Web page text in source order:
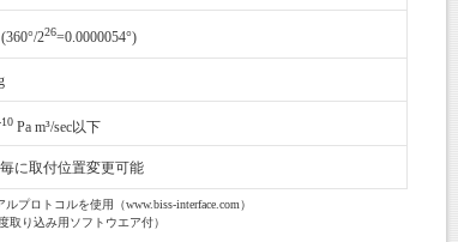
226=0.0000054°)
Pa m³/sec以下
毎に取付位置変更可能
プロトコルを使用（www.biss-interface.com）
取り込み用ソフトウエア付）